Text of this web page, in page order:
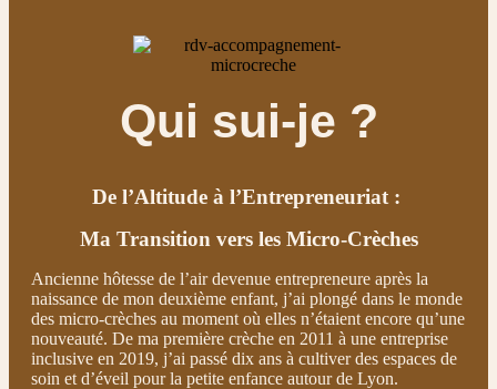
Qui sui-je ?
De l’Altitude à l’Entrepreneuriat :
Ma Transition vers les Micro-Crèches
Ancienne hôtesse de l’air devenue entrepreneure après la
naissance de mon deuxième enfant, j’ai plongé dans le monde
des micro-crèches au moment où elles n’étaient encore qu’une
nouveauté. De ma première crèche en 2011 à une entreprise
inclusive en 2019, j’ai passé dix ans à cultiver des espaces de
soin et d’éveil pour la petite enfance autour de Lyon.